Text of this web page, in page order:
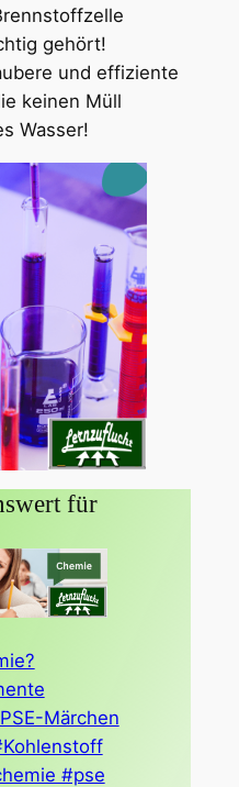
gehört!
und effiziente
keinen Müll
Wasser!
für
Märchen
#pse